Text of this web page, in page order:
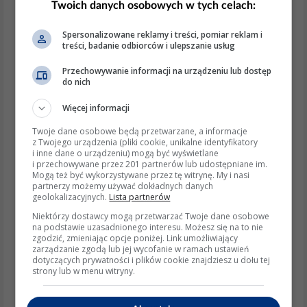
rodzicielską można wyłączyć, przytrzymując odpowiedni
przycisk przez 3 sekundy lub dłużej. Jest to standardowa
procedura, która może się różnić w zależności od
modelu, ale ogólna zasada pozostaje taka sama.
Wspierające wyjaśnienia i detale:
Instrukcja obsługi
przycisk odpowiada za blokadę, warto sięgnąć po
instrukcję obsługi. W przypadku jej braku, można
ją zazwyczaj znaleźć online, wpisując model
lodówki w wyszukiwarkę.
Kombinacje przycisków: W niektórych modelach
dezaktywowana za pomocą kombinacji
przycisków, np. "Freezer" i "Fridge". Warto
spróbować tej metody, jeśli przycisk "Lock" nie
działa.
Twoich danych osobowych w tych celach:
Spersonalizowane reklamy i treści, pomiar reklam i
treści, badanie odbiorców i ulepszanie usług
Przechowywanie informacji na urządzeniu lub dostęp
do nich
Więcej informacji
Twoje dane osobowe będą przetwarzane, a informacje
z Twojego urządzenia (pliki cookie, unikalne identyfikatory
i inne dane o urządzeniu) mogą być wyświetlane
i przechowywane przez 201 partnerów lub udostępniane im.
Mogą też być wykorzystywane przez tę witrynę. My i nasi
partnerzy możemy używać dokładnych danych
geolokalizacyjnych. Lista partnerów
Niektórzy dostawcy mogą przetwarzać Twoje dane osobowe
na podstawie uzasadnionego interesu. Możesz się na to nie
zgodzić, zmieniając opcje poniżej. Link umożliwiający
zarządzanie zgodą lub jej wycofanie w ramach ustawień
dotyczących prywatności i plików cookie znajdziesz u dołu tej
strony lub w menu witryny.